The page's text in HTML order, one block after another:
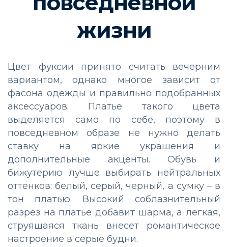
жизни
Цвет фуксии принято считать вечерним
вариантом, однако многое зависит от
фасона одежды и правильно подобранных
аксессуаров. Платье такого цвета
выделяется само по себе, поэтому в
повседневном образе не нужно делать
ставку на яркие украшения и
дополнительные акценты. Обувь и
бижутерию лучше выбирать нейтральных
оттенков: белый, серый, черный, а сумку – в
тон платью. Высокий соблазнительный
разрез на платье добавит шарма, а легкая,
струящаяся ткань внесет романтическое
настроение в серые будни.